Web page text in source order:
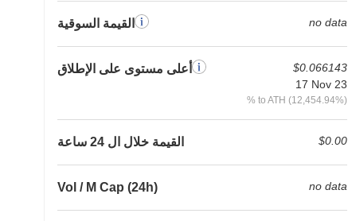
القيمة السوقية no data
أعلى مستوى على الإطلاق
$0.066143
17 Nov 23
% to ATH (12,454.94%)
القيمة خلال ال 24 ساعة $0.00
Vol / M Cap (24h) no data